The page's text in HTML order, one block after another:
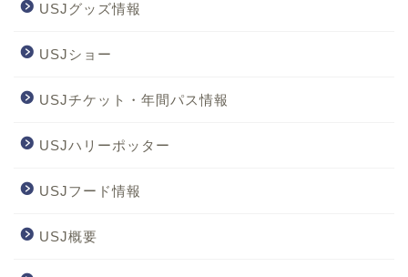
USJグッズ情報
USJショー
USJチケット・年間パス情報
USJハリーポッター
USJフード情報
USJ概要